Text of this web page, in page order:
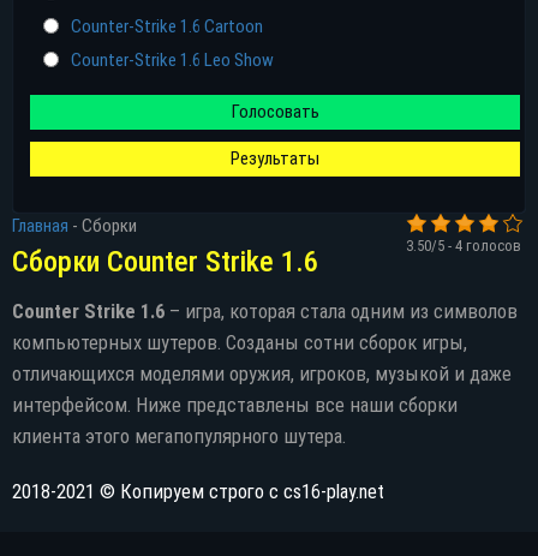
Counter-Strike 1.6 Cartoon
Counter-Strike 1.6 Leo Show
Голосовать
Результаты
3.50/5 - 4 голосов
Главная - Сборки
Сборки Counter Strike 1.6
Counter Strike 1.6 – игра, которая стала одним из символов
компьютерных шутеров. Созданы сотни сборок игры,
отличающихся моделями оружия, игроков, музыкой и даже
интерфейсом. Ниже представлены все наши сборки
клиента этого мегапопулярного шутера.
2018-2021 © Копируем строго с cs16-play.net